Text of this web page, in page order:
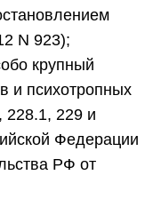
N 923);
крупный
и психотропных
228.1, 229 и
Федерации
РФ от